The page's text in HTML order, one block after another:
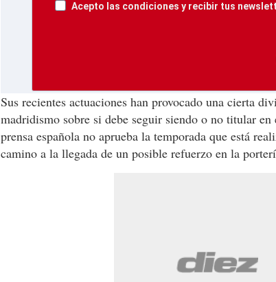
Acepto las condiciones y recibir tus
Sus recientes actuaciones han provocado una cierta
madridismo sobre si debe seguir siendo o no titular
prensa española no aprueba la temporada que está
camino a la llegada de un posible refuerzo en la